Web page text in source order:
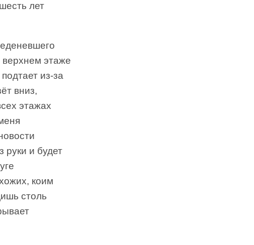
лет
верхнем этаже
из-за
вниз,
этажах
руки и будет
коим
столь